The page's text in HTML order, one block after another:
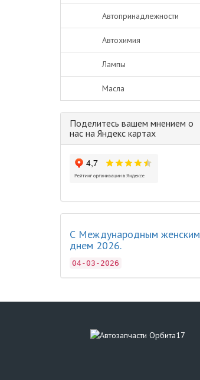
Автопринадлежности
Автохимия
Лампы
Масла
Поделитесь вашем мнением о
нас на Яндекс картах
С Международным женским
днем 2026.
04-03-2026